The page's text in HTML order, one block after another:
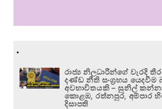
.
රාජ්‍ය නිලධාරීන්ගේ වැරදි
දණ්ඩ නීති සංග්‍රහය යෙදවීම
අවභාවිතයකි – සුනිල්
කොළඹ, රත්නපුර, අම්පාර
දිසාපති